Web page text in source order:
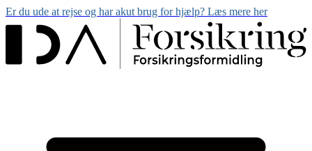
Er du ude at rejse og har akut brug for hjælp? Læs mere her